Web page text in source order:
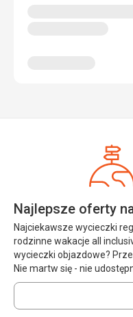
Tu jak najbardziej
uśmiechnięta i pomocna.
Najlepsze oferty
Najciekawsze wycieczki
rodzinne wakacje all
wycieczki objazdowe?
Nie martw się - nie
Wprowadź
swój